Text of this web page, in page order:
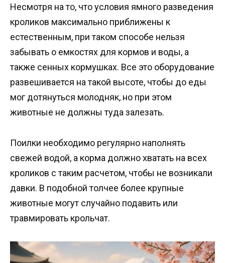
Несмотря на то, что условия ямного разведения
кроликов максимально приближены к
естественным, при таком способе нельзя
забывать о емкостях для кормов и воды, а
также сенных кормушках. Все это оборудование
развешивается на такой высоте, чтобы до еды
мог дотянуться молодняк, но при этом
животные не должны туда залезать.
Поилки необходимо регулярно наполнять
свежей водой, а корма должно хватать на всех
кроликов с таким расчетом, чтобы не возникали
давки. В подобной толчее более крупные
животные могут случайно подавить или
травмировать крольчат.